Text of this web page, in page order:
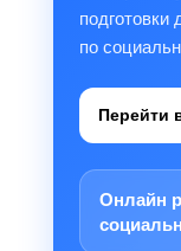
подготовки
по
Перейти
Онлайн